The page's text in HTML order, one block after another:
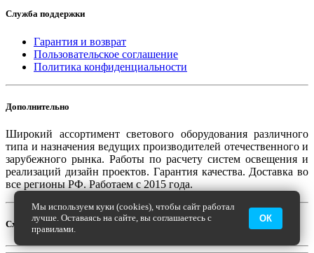
Служба поддержки
Гарантия и возврат
Пользовательское соглашение
Политика конфиденциальности
Дополнительно
Широкий ассортимент светового оборудования различного
типа и назначения ведущих производителей отечественного и
зарубежного рынка. Работы по расчету систем освещения и
реализаций дизайн проектов. Гарантия качества. Доставка во
все регионы РФ. Работаем с 2015 года.
Мы используем куки (cookies), чтобы сайт работал
лучше. Оставаясь на сайте, вы соглашаетесь с
правилами.
ОК
Схема проезда